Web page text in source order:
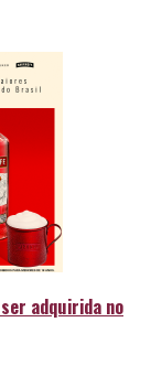
adquirida no